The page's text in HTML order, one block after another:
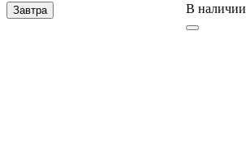
Завтра
В наличии